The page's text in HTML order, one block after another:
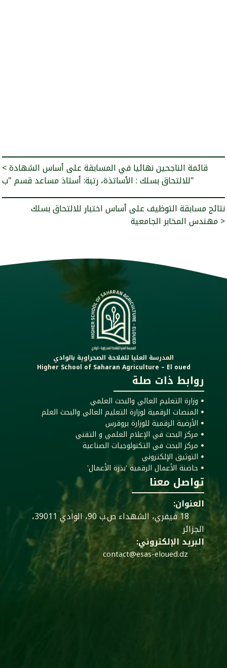
< قائمة الناجحين نهائيا في المسابقة على أساس الشهادة
للالتحاق بسلك : الأساتذة، رتبة: أستاذ مساعد قسم "ب"
نتائج مسابقة التوظيف على أساس اختبار للالتحاق بسلك
مهندس المخابر الجامعية >
المدرسة العليا للفلاحة الصحراوية بالوادي
Higher School of Saharan Agriculture – El oued
روابط ذات صلة
ꔷ وزارة التعليم العالي والبحث العلمي
ꔷ المنصات الرقمية لوزارة التعليم العالي والبحث العلم
ꔷ الأرضية الرقمية للوزارة بروقرس
ꔷ مركز البحث في الإعلام العلمي و التقني
ꔷ مركز البحث في التكنولوجيات الصناعية
ꔷ التوثيق الإلكتروني
ꔷ حاضنة الأعمال الرقمية 'بذرة الأعمال'
تواصل معنا
العنوان:
18 فيفري، الشهداء ص.ب 90، الوادي 39011،
الجزائر
البريد الإلكتروني:
contact@esas-eloued.dz